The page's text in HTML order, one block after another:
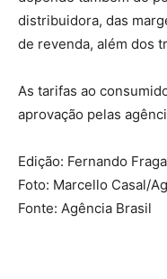
distribuidora, das
de revenda, além dos
As tarifas ao
aprovação pelas
Edição: Fernando Fraga
Foto: Marcello Casal/
Fonte: Agência Brasil